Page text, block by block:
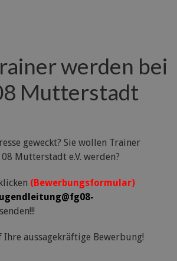
werden bei
Mutterstadt
geweckt? Sie wollen Trainer
Mutterstadt e.V. werden?
(Bewerbungsformular)
senden!!!
aussagekräftige Bewerbung!